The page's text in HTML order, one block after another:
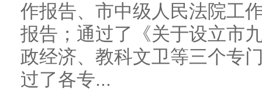
作报告、市中级人民法院工
报告；通过了《关于设立市
政经济、教科文卫等三个专
过了各专...